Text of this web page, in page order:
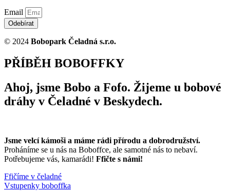
Email
Odebírat
© 2024 Bobopark Čeladná s.r.o.
PŘÍBĚH BOBOFFKY
Ahoj, jsme Bobo a Fofo. Žijeme u bobové
dráhy v Čeladné v Beskydech.
Jsme velcí kámoši a máme rádi přírodu a dobrodružství.
Proháníme se u nás na Boboffce, ale samotné nás to nebaví.
Potřebujeme vás, kamarádi! Ffičte s námi!
Ffičíme v čeladné
Vstupenky boboffka